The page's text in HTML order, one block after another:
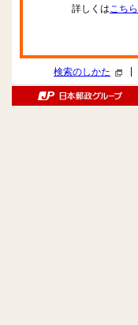
詳しくはこちら
検索のしかた